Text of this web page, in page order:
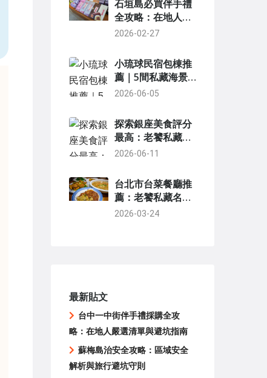
石垣島必買伴手禮
全攻略：在地人嚴
選10大必買清單與
2026-02-27
小琉球民宿包棟推
薦｜5間私藏海景
Villa與親子庭院清
2026-06-05
探索銀座美食評分
最高：老饕私藏名
單與避坑指南
2026-06-11
台北市台菜餐廳推
薦：老饕私藏名單
與點菜攻略
2026-03-24
最新貼文
台中一中街伴手禮採購全攻
略：在地人嚴選清單與避坑指南
蘇梅島治安全攻略：區域安全
解析與旅行避坑守則